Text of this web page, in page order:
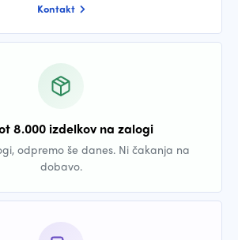
Kontakt
8.000 izdelkov na zalogi
odpremo še danes. Ni čakanja na
dobavo.